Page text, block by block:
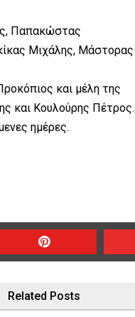
Παπακώστας
Μιχάλης, Μάστορας
και μέλη της
και Κουλούρης Πέτρος.
ημέρες.
Related Posts